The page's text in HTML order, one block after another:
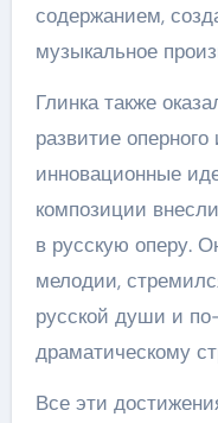
содержанием,
музыкальное
Глинка также
развитие
инновационные
композиции
в русскую оперу.
мелодии,
русской души и
драматическому
Все эти